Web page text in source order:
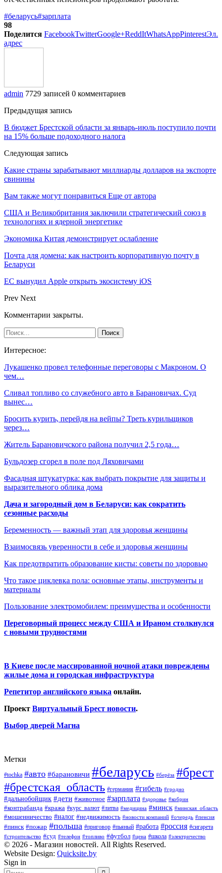
#беларусь#зарплата
98
Поделится FacebookTwitterGoogle+ReddItWhatsAppPinterestЭл.
адрес
admin 7729 записей 0 комментариев
Предыдущая запись
В бюджет Брестской области за январь-июль поступило почти
на 15% больше подоходного налога
Следующая запись
Какие страны зарабатывают миллиарды долларов на экспорте
свинины
Вам также могут понравиться Еще от автора
США и Великобритания заключили стратегический союз в
технологиях и ядерной энергетике
Экономика Китая демонстрирует ослабление
Почта для домена: как настроить корпоративную почту в
Беларуси
ЕС вынудил Apple открыть экосистему iOS
Prev Next
Комментарии закрыты.
Интересное:
Лукашенко провел телефонные переговоры с Макроном. О
чем…
Сливал топливо со служебного авто в Барановичах. Суд
вынес…
Бросить курить, перейдя на вейпы? Треть курильщиков
через…
Житель Барановичского района получил 2,5 года…
Бульдозер сгорел в поле под Ляховичами
Фасадная штукатурка: как выбрать покрытие для защиты и
выразительного облика дома
Дача и загородный дом в Беларуси: как сократить
сезонные расходы
Беременность — важный этап для здоровья женщины
Взаимосвязь уверенности в себе и здоровья женщины
Как предотвратить образование кисты: советы по здоровью
Что такое циклевка пола: основные этапы, инструменты и
материалы
Пользование электромобилем: преимущества и особенности
Переговорный процесс между США и Ираном столкнулся
с новыми трудностями
В Киеве после массированной ночной атаки повреждены
жилые дома и городская инфраструктура
Репетитор английского языка онлайн.
Проект Виртуальный Брест новости.
Выбор дверей Магна
Метки
#tochka #авто #барановичи #беларусь #берёза #брест
#брестская_область #германия #гибель #гродно
#дальнобойщик #дети #животное #зарплата #здоровье #кобрин
#контрабанда #кража #курс_валют #литва #медицина #минск #минская_область
#мошенничество #налог #недвижимость #новости компаний #очередь #пенсия
#пинск #пожар #польша #приговор #пьяный #работа #россия #сигарета
#строительство #суд #телефон #топливо #футбол #цена #школа #электричество
© 2026 - Магазин новостей. All Rights Reserved.
Website Design: Quicksite.by
Sign in